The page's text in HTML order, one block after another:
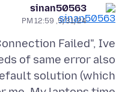
sinan50563
5/31/24, 12:59 PM
Failed", Ive
of same error also
solution (which